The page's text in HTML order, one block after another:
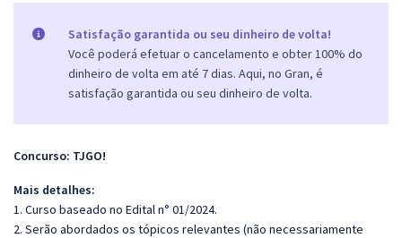
Satisfação garantida ou seu dinheiro de volta!
Você poderá efetuar o cancelamento e obter 100% do
dinheiro de volta em até 7 dias. Aqui, no Gran, é
satisfação garantida ou seu dinheiro de volta.
Concurso: TJGO!
Mais detalhes:
1. Curso baseado no Edital n° 01/2024.
2. Serão abordados os tópicos relevantes (não necessariamente